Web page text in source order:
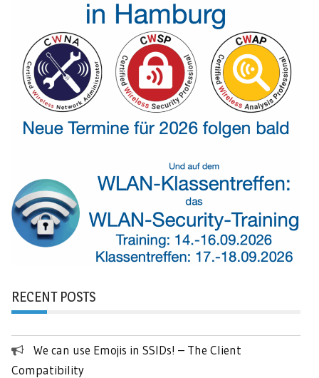
RECENT POSTS
We can use Emojis in SSIDs! – The Client
Compatibility